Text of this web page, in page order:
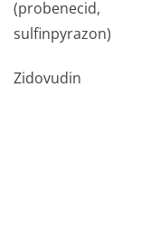
(probenecid,
sulfinpyrazon)
Zidovudin